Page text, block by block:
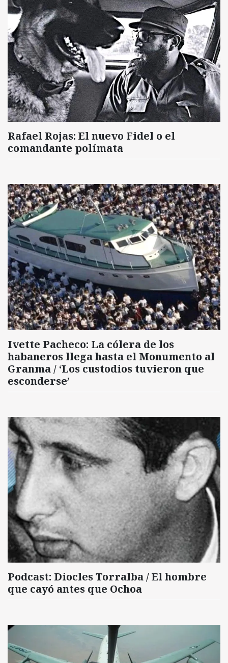
Rafael Rojas: El nuevo Fidel o el
comandante polímata
Ivette Pacheco: La cólera de los
habaneros llega hasta el Monumento al
Granma / ‘Los custodios tuvieron que
esconderse’
Podcast: Diocles Torralba / El hombre
que cayó antes que Ochoa